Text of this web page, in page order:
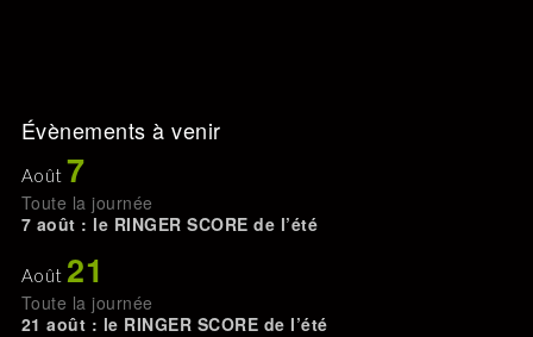
Évènements à venir
Août 7
Toute la journée
7 août : le RINGER SCORE de l’été
Août 21
Toute la journée
21 août : le RINGER SCORE de l’été